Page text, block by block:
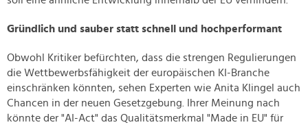
Gründlich und sauber statt schnell und hochperformant
Obwohl Kritiker befürchten, dass die strengen Regulierungen
die Wettbewerbsfähigkeit der europäischen KI-Branche
einschränken könnten, sehen Experten wie Anita Klingel auch
Chancen in der neuen Gesetzgebung. Ihrer Meinung nach
könnte der "AI-Act" das Qualitätsmerkmal "Made in EU" für